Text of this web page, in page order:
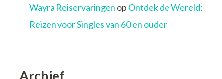
Wayra Reiservaringen op Ontdek de Wereld:
Reizen voor Singles van 60 en ouder
Archief